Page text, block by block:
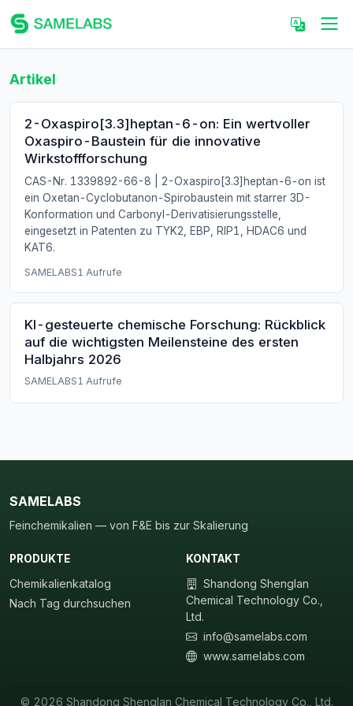
Artikel
2-Oxaspiro[3.3]heptan-6-on: Ein wertvoller
Oxaspiro-Baustein für die innovative
Wirkstoffforschung
CAS-Nr. 1339892-66-8 | 2-Oxaspiro[3.3]heptan-6-on ist
ein Oxetan-Cyclobutanon-Spirobaustein mit starrer 3D-
Konformation und Carbonyl-Derivatisierungsstelle,
eingesetzt in Patenten zu TYK2, EBP, RIP1, HDAC6 und
KAT6.
SAMELABS1 Aufrufe
KI-gesteuerte chemische Forschung: Rückblick
auf die wichtigsten Meilensteine des ersten
Halbjahrs 2026
SAMELABS1 Aufrufe
SAMELABS
Feinchemikalien — von F&E bis zur Skalierung
PRODUKTE
Chemikalienkatalog
Nach Tag durchsuchen
KONTAKT
Shandong Shenglan
Chemical Technology Co.,
Ltd.
info@samelabs.com
www.samelabs.com
© 2026 Shandong Shenglan Chemical Technology Co., Ltd.